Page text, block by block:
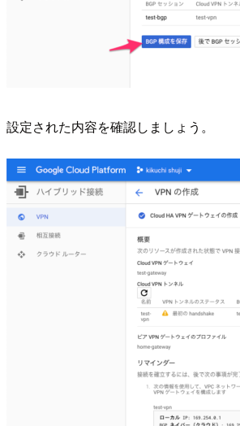
設定された内容を確認しましょう。